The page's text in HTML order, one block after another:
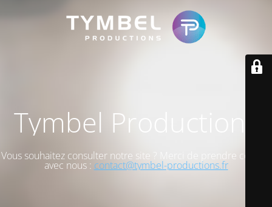
Tymbel Productions
Vous souhaitez consulter notre site ? Merci de prendre contact
avec nous : contact@tymbel-productions.fr